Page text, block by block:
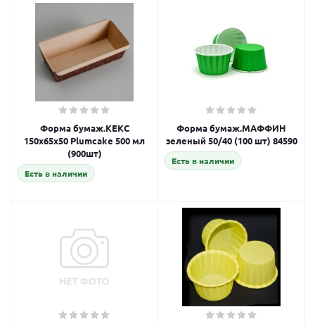
Форма бумаж.КЕКС
150х65х50 Plumcake 500 мл
(900шт)
Есть в наличии
Форма бумаж.МАФФИН
зеленый 50/40 (100 шт) 84590
Есть в наличии